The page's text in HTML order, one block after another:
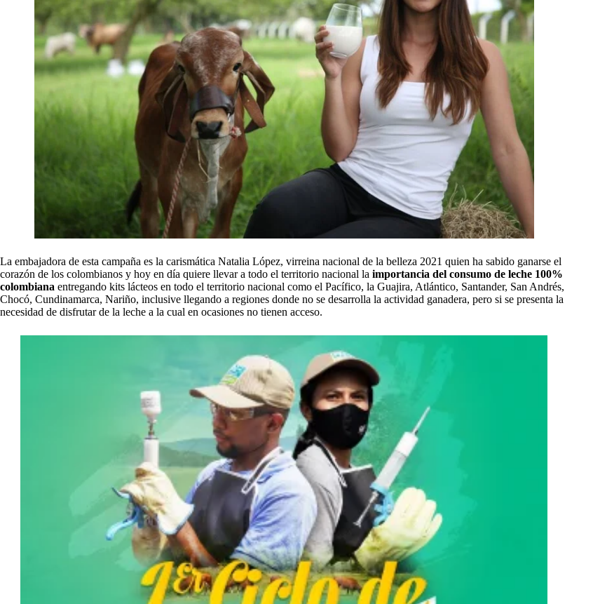
La embajadora de esta campaña es la carismática Natalia López, virreina nacional de la belleza 2021 quien ha sabido ganarse el
corazón de los colombianos y hoy en día quiere llevar a todo el territorio nacional la importancia del consumo de leche 100%
colombiana entregando kits lácteos en todo el territorio nacional como el Pacífico, la Guajira, Atlántico, Santander, San Andrés,
Chocó, Cundinamarca, Nariño, inclusive llegando a regiones donde no se desarrolla la actividad ganadera, pero si se presenta la
necesidad de disfrutar de la leche a la cual en ocasiones no tienen acceso.